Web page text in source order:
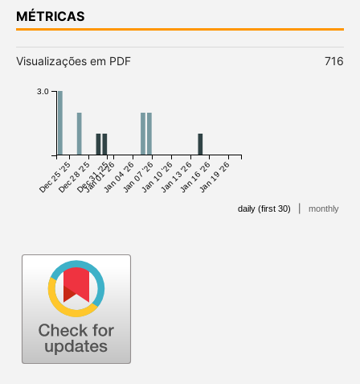
MÉTRICAS
Visualizações em PDF 716
Dec 25 '25Dec 28 '25Dec 31 '25
Jan 01 '26Jan 04 '26Jan 07 '26Jan 10 '26Jan 13 '26Jan 16 '26Jan 19 '26
3.0
daily (first 30) monthly